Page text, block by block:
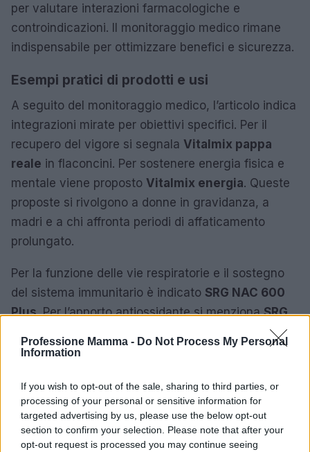
Professione Mamma - Do Not Process My Personal
Information
If you wish to opt-out of the sale, sharing to third parties, or
processing of your personal or sensitive information for
targeted advertising by us, please use the below opt-out
section to confirm your selection. Please note that after your
opt-out request is processed you may continue seeing
per valutare interazioni farmacologiche e
controindicazioni. Il monitoraggio medico rimane
indispensabile per ottimizzare benefici e sicurezza.
Esempi pratici di prodotti e usi
A seguito del monitoraggio medico, l’articolo indica
integrazioni mirate per obiettivi specifici. Per il
recupero del vigore si segnala Vitalmix pappa
reale in flaconcini. Per sostenere energia fisica e
mentale viene proposto Vitalmix energia. Queste
proposte si rivolgono a donne in gravidanza, a
madri e a chi affronta periodi di affaticamento
prolungato.
Per la funzione delle vie respiratorie e il sostegno
del sistema immunitario è indicato SRG NAC 600
Plus. Per l’apporto antiossidante si menzionaSRG
disponibile una formulazione specifica, SRG
di vitamine e minerali si raccomanda
Montefarmaco multivitamix
in compresse
effervescenti.